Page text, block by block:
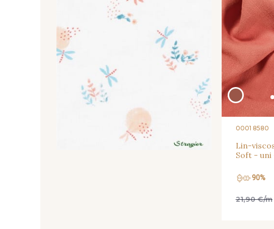
0001 8580
Lin-
Soft - uni
90%
21,90 €/m